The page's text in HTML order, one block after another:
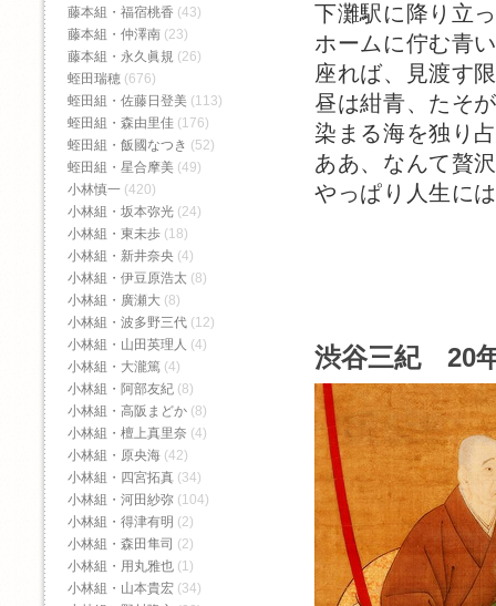
下灘駅に降り立
ホームに佇む青
座れば、見渡す
昼は紺青、たそ
染まる海を独り
ああ、なんて贅
やっぱり人生に
渋谷三紀 20
藤本組・福宿桃香‬ (43)
藤本組・仲澤南 (23)
藤本組・永久眞規 (26)
蛭田瑞穂 (676)
蛭田組・佐藤日登美 (113)
蛭田組・森由里佳 (176)
蛭田組・飯國なつき (52)
蛭田組・星合摩美 (49)
小林慎一 (420)
小林組・坂本弥光 (24)
小林組・東未歩 (18)
小林組・新井奈央 (4)
小林組・伊豆原浩太 (8)
小林組・廣瀬大 (8)
小林組・波多野三代 (12)
小林組・山田英理人 (4)
小林組・大瀧篤 (4)
小林組・阿部友紀 (8)
小林組・高阪まどか (8)
小林組・檀上真里奈 (4)
小林組・原央海 (42)
小林組・四宮拓真 (34)
小林組・河田紗弥 (104)
小林組・得津有明 (2)
小林組・森田隼司 (2)
小林組・用丸雅也 (1)
小林組・山本貴宏 (34)